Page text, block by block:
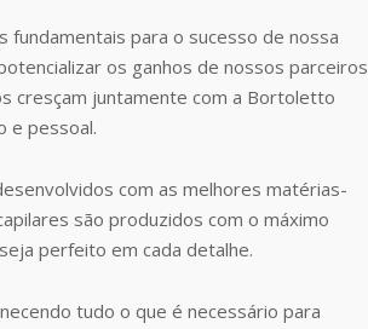
para o sucesso de nossa
os ganhos de nossos parceiros
cresçam juntamente com a Bortoletto
e pessoal.
com as melhores matérias-
são produzidos com o máximo
perfeito em cada detalhe.
tudo o que é necessário para